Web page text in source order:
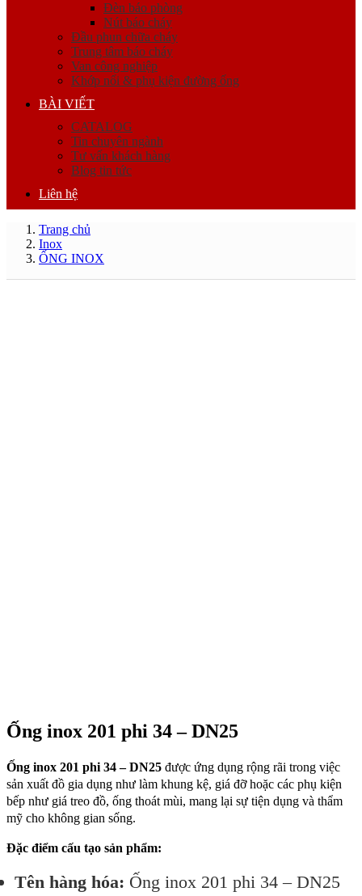
Đèn báo phòng
Nút báo cháy
Đầu phun chữa cháy
Trung tâm báo cháy
Van công nghiệp
Khớp nối & phụ kiện đường ống
BÀI VIẾT
CATALOG
Tin chuyên ngành
Tư vấn khách hàng
Blog tin tức
Liên hệ
Trang chủ
Inox
ỐNG INOX
Ống inox 201 phi 34 – DN25
Ống inox 201 phi 34 – DN25 được ứng dụng rộng rãi trong việc
sản xuất đồ gia dụng như làm khung kệ, giá đỡ hoặc các phụ kiện
bếp như giá treo đồ, ống thoát mùi, mang lại sự tiện dụng và thẩm
mỹ cho không gian sống.
Đặc điểm cấu tạo sản phẩm:
Tên hàng hóa: Ống inox 201 phi 34 – DN25